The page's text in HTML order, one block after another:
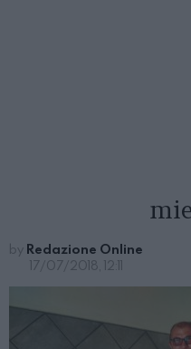
by Redazione Online
17/07/2018, 12:11